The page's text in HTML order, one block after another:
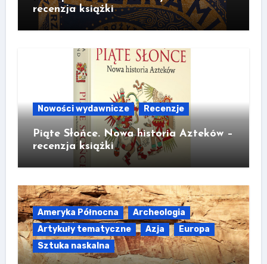
recenzja książki
Nowości wydawnicze Recenzje
Piąte Słońce. Nowa historia Azteków –
recenzja książki
Ameryka Północna
Archeologia
Artykuły tematyczne
Azja
Europa
Sztuka naskalna